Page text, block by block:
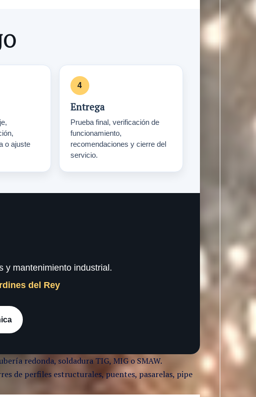
o ajuste
Entrega
Prueba final, verificación de
funcionamiento,
recomendaciones y cierre del
servicio.
y mantenimiento industrial.
del Rey
redonda, soldadura TIG, MIG o SMAW.
de perfiles estructurales, puentes, pasarelas, pipe